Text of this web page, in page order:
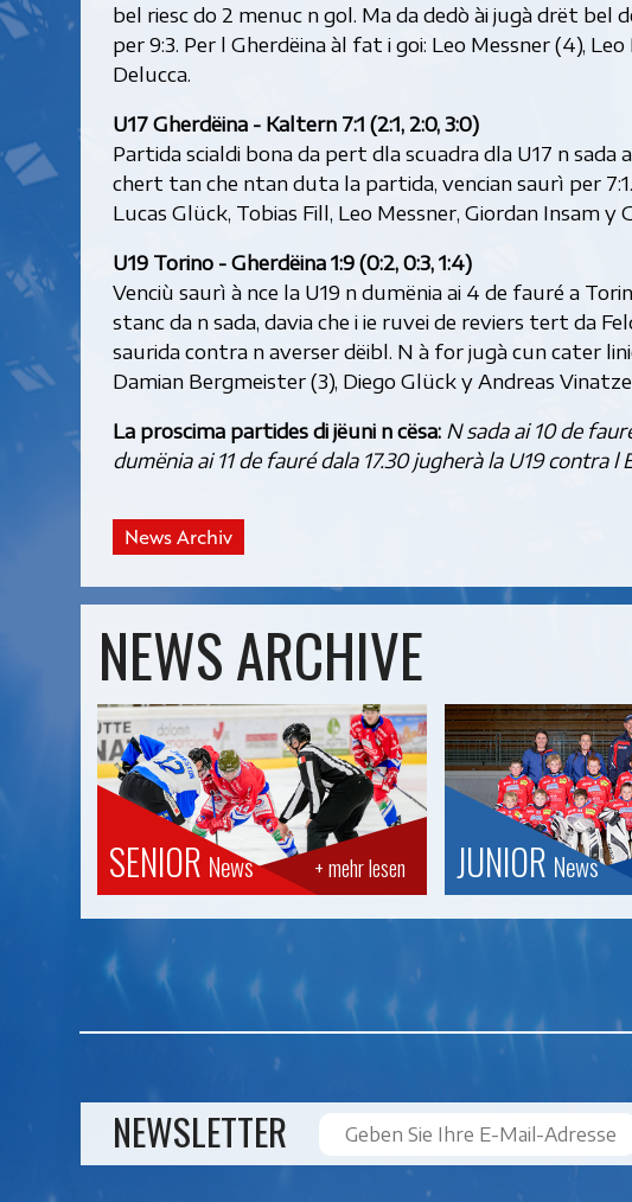
bel riesc do 2 menuc n gol. Ma da dedò ài jugà drët
per 9:3. Per l Gherdëina àl fat i goi: Leo Messner (4),
Delucca.
U17 Gherdëina - Kaltern 7:1 (2:1, 2:0, 3:0)
Partida scialdi bona da pert dla scuadra dla U17 n sada
chert tan che ntan duta la partida, vencian saurì per
Lucas Glück, Tobias Fill, Leo Messner, Giordan Insam y
U19 Torino - Gherdëina 1:9 (0:2, 0:3, 1:4)
Venciù saurì à nce la U19 n dumënia ai 4 de fauré a
stanc da n sada, davia che i ie ruvei de reviers tert da
saurida contra n averser dëibl. N à for jugà cun cater
Damian Bergmeister (3), Diego Glück y Andreas
La proscima partides di jëuni n cësa: N sada ai 10 de
dumënia ai 11 de fauré dala 17.30 jugherà la U19 contra l
News Archiv
NEWS ARCHIVE
+ mehr lesen
SENIOR News JUNIOR News
NEWSLETTER